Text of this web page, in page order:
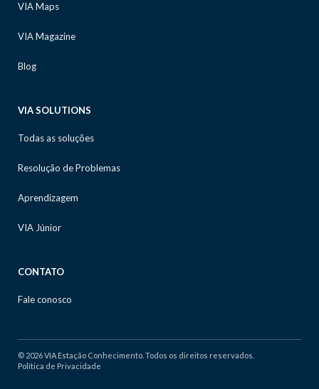
VIA Maps
VIA Magazine
Blog
VIA SOLUTIONS
Todas as soluções
Resolução de Problemas
Aprendizagem
VIA Júnior
CONTATO
Fale conosco
© 2026 VIA Estação Conhecimento. Todos os direitos reservados.
Política de Privacidade